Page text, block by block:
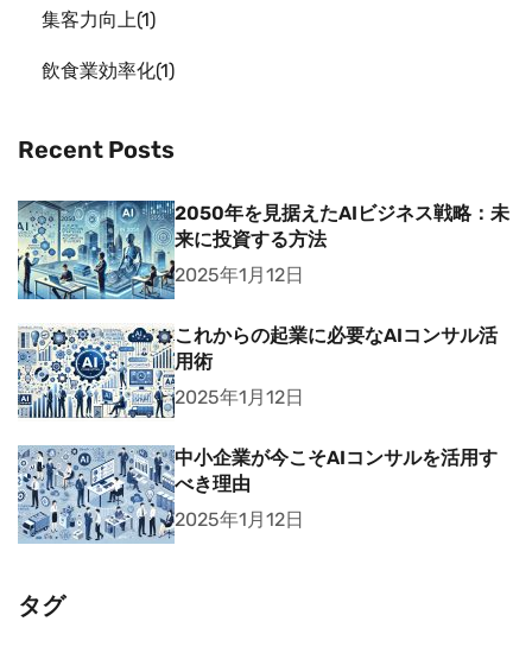
集客力向上 1
飲食業効率化 1
Recent Posts
2050年を見据えたAIビジネス戦略：未
来に投資する方法
2025年1月12日
これからの起業に必要なAIコンサル活
用術
2025年1月12日
中小企業が今こそAIコンサルを活用す
べき理由
2025年1月12日
タグ